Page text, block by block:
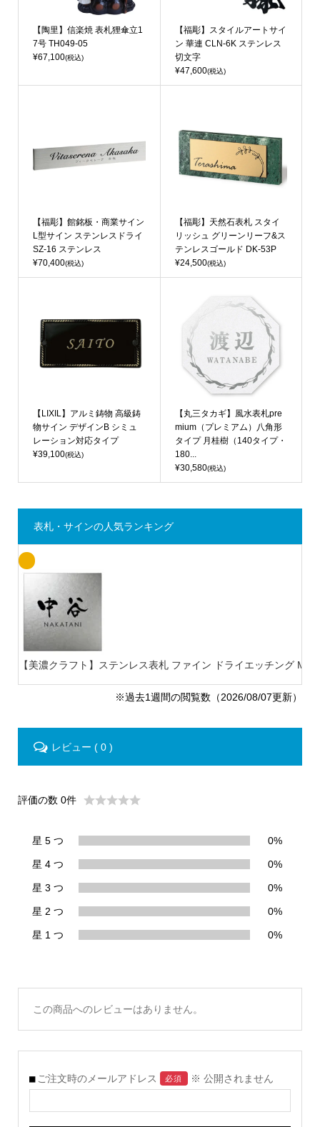
【陶里】信楽焼 表札狸傘立1
7号 TH049-05
¥67,100(税込)
【福彫】スタイルアートサイ
ン 華連 CLN-6K ステンレス
切文字
¥47,600(税込)
【福彫】館銘板・商業サイン
L型サイン ステンレスドライ
SZ-16 ステンレス
¥70,400(税込)
【福彫】天然石表札 スタイ
リッシュ グリーンリーフ&ス
テンレスゴールド DK-53P
¥24,500(税込)
【LIXIL】アルミ鋳物 高級鋳
物サイン デザインB シミュ
レーション対応タイプ
¥39,100(税込)
【丸三タカギ】風水表札pre
mium（プレミアム）八角形
タイプ 月桂樹（140タイプ・
180...
¥30,580(税込)
表札・サインの人気ランキング
【美濃クラフト】ステンレス表札 ファイン ドライエッチング MB-
※過去1週間の閲覧数（2026/08/07更新）
レビュー ( 0 )
評価の数 0件
星 5 つ 0%
星 4 つ 0%
星 3 つ 0%
星 2 つ 0%
星 1 つ 0%
この商品へのレビューはありません。
ご注文時のメールアドレス 必須 ※ 公開されません